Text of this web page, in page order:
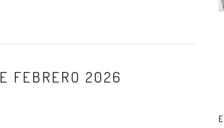
FEBRERO 2026